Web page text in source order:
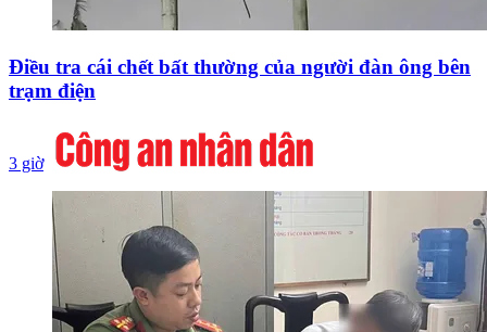
Điều tra cái chết bất thường của người đàn ông bên
trạm điện
3 giờ